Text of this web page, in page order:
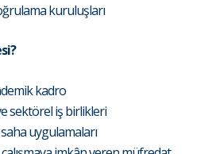
kuruluşları
kadro
sektörel iş birlikleri
uygulamaları